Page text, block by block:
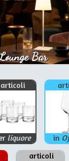
Bar
articoli
liquore in
articoli